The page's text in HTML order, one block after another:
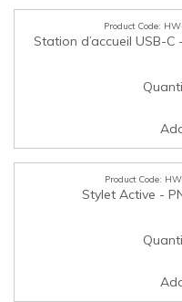
Station d’accueil USB-
Stylet Active -